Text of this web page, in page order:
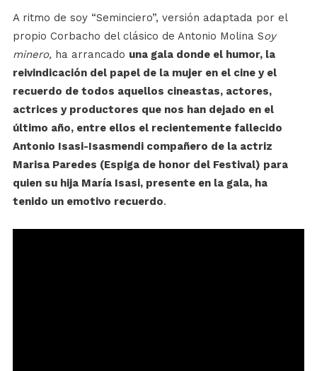
A ritmo de soy “Seminciero”, versión adaptada por el
propio Corbacho del clásico de Antonio Molina Soy
minero,ha arrancado una gala donde el humor, la
reivindicación del papel de la mujer en el cine y el
recuerdo de todos aquellos cineastas, actores,
actrices y productores que nos han dejado en el
último año, entre ellos el recientemente fallecido
Antonio Isasi-Isasmendi compañero de la actriz
Marisa Paredes (Espiga de honor del Festival) para
quien su hija María Isasi, presente en la gala, ha
tenido un emotivo recuerdo.